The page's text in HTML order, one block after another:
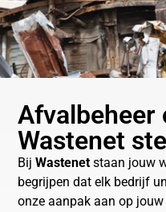
Afvalbeheer
Wastenet
Bij Wastenet staan jouw
begrijpen dat elk bedrijf
onze aanpak aan op